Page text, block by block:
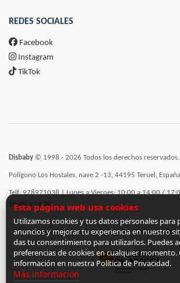
REDES SOCIALES
Facebook
Instagram
TikTok
Disbaby © 1998 - 2026 Todos los derechos reservados.
Polígono Los Hostales, nave 2 -13, 44195 Teruel, España
Telf: 978971038 | Lunes a Viernes: 10:00 a 14:00 /
10:00 a 14:00
Incorporación de funcionalidades semánticas a la web
Esta página web usa cookies
Utilizamos cookies y tus datos personales para
anuncios y mejorar tu experiencia en nuestro
das tu consentimiento para utilizarlos. Puedes
preferencias de cookies en cualquier momento.
información en nuestra Política de Privacidad.
Más información